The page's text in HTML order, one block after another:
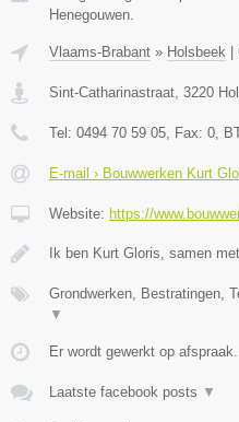
Henegouwen.
Vlaams-Brabant » Holsbeek
Sint-Catharinastraat 3220
Tel: 0494 70 59 05 , Fax: 0 ,
E-mail › Bouwwerken Kurt
Website: https://
Ik ben Kurt Gloris, samen
Grondwerken, Bestratingen,
▼
Er wordt gewerkt op afspraak.
Laatste facebook posts ▼